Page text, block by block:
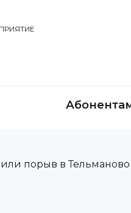
порыв в Тельманово